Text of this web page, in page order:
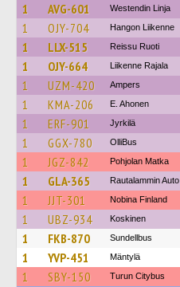
1 AVG-601 Westendin Linja
1 OJY-704 Hangon Liikenne
1 LLX-515 Reissu Ruoti
1 OJY-664 Liikenne Rajala
1 UZM-420 Ampers
1 KMA-206 E. Ahonen
1 ERF-901 Jyrkilä
1 GGX-780 OlliBus
1 JGZ-842 Pohjolan Matka
1 GLA-365 Rautalammin Auto
1 JJT-301 Nobina Finland
1 UBZ-934 Koskinen
1 FKB-870 Sundellbus
1 YVP-451 Mäntylä
1 SBY-150 Turun Citybus